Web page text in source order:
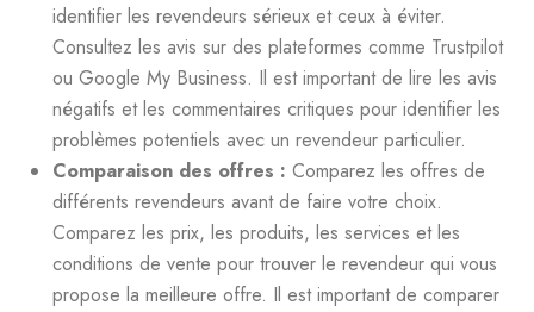
identifier les revendeurs sérieux et ceux à éviter.
Consultez les avis sur des plateformes comme Trustpilot
ou Google My Business. Il est important de lire les avis
négatifs et les commentaires critiques pour identifier les
problèmes potentiels avec un revendeur particulier.
Comparaison des offres : Comparez les offres de
différents revendeurs avant de faire votre choix.
Comparez les prix, les produits, les services et les
conditions de vente pour trouver le revendeur qui vous
propose la meilleure offre. Il est important de comparer